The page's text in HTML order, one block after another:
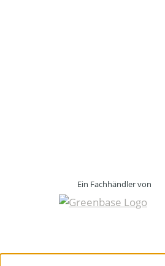
Ein Fachhändler von